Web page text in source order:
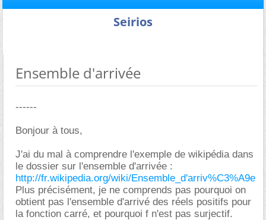
Seirios
Ensemble d'arrivée
------
Bonjour à tous,
J'ai du mal à comprendre l'exemple de wikipédia dans
le dossier sur l'ensemble d'arrivée :
http://fr.wikipedia.org/wiki/Ensemble_d'arriv%C3%A9e
Plus précisément, je ne comprends pas pourquoi on
obtient pas l'ensemble d'arrivé des réels positifs pour
la fonction carré, et pourquoi f n'est pas surjectif.